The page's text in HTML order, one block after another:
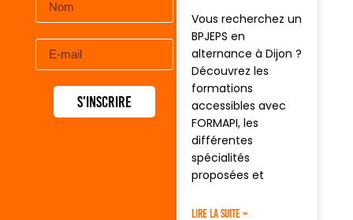
S'inscrire
Vous recherchez un
BPJEPS en
alternance à Dijon ?
Découvrez les
formations
accessibles avec
FORMAPI, les
différentes
spécialités
proposées et
LIRE LA SUITE »